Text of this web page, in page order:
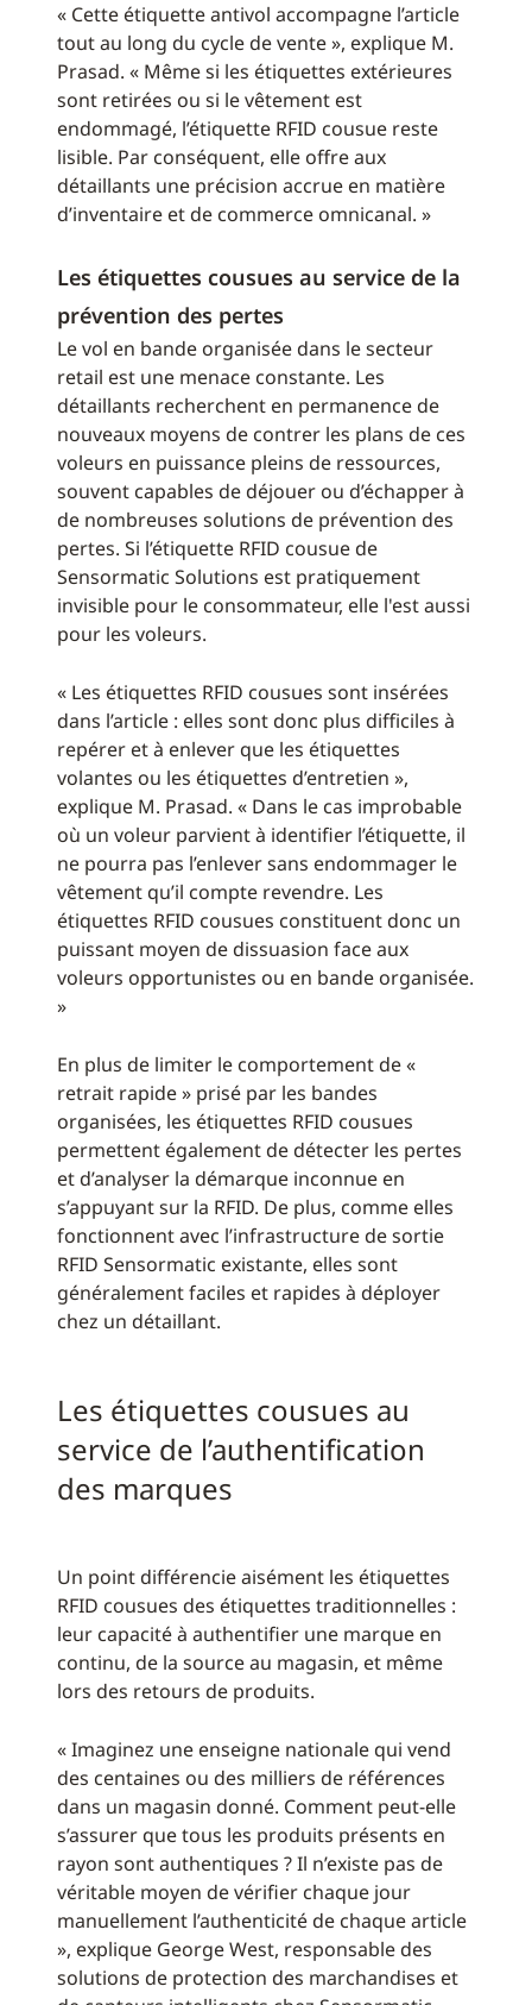
« Cette étiquette antivol accompagne l’article
tout au long du cycle de vente », explique M.
Prasad. « Même si les étiquettes extérieures
sont retirées ou si le vêtement est
endommagé, l’étiquette RFID cousue reste
lisible. Par conséquent, elle offre aux
détaillants une précision accrue en matière
d’inventaire et de commerce omnicanal. »
Les étiquettes cousues au service de la
prévention des pertes
Le vol en bande organisée dans le secteur
retail est une menace constante. Les
détaillants recherchent en permanence de
nouveaux moyens de contrer les plans de ces
voleurs en puissance pleins de ressources,
souvent capables de déjouer ou d’échapper à
de nombreuses solutions de prévention des
pertes. Si l’étiquette RFID cousue de
Sensormatic Solutions est pratiquement
invisible pour le consommateur, elle l'est aussi
pour les voleurs.
« Les étiquettes RFID cousues sont insérées
dans l’article : elles sont donc plus difficiles à
repérer et à enlever que les étiquettes
volantes ou les étiquettes d’entretien »,
explique M. Prasad. « Dans le cas improbable
où un voleur parvient à identifier l’étiquette, il
ne pourra pas l’enlever sans endommager le
vêtement qu’il compte revendre. Les
étiquettes RFID cousues constituent donc un
puissant moyen de dissuasion face aux
voleurs opportunistes ou en bande organisée.
»
En plus de limiter le comportement de «
retrait rapide » prisé par les bandes
organisées, les étiquettes RFID cousues
permettent également de détecter les pertes
et d’analyser la démarque inconnue en
s’appuyant sur la RFID. De plus, comme elles
fonctionnent avec l’infrastructure de sortie
RFID Sensormatic existante, elles sont
généralement faciles et rapides à déployer
chez un détaillant.
Les étiquettes cousues au
service de l’authentification
des marques
Un point différencie aisément les étiquettes
RFID cousues des étiquettes traditionnelles :
leur capacité à authentifier une marque en
continu, de la source au magasin, et même
lors des retours de produits.
« Imaginez une enseigne nationale qui vend
des centaines ou des milliers de références
dans un magasin donné. Comment peut-elle
s’assurer que tous les produits présents en
rayon sont authentiques ? Il n’existe pas de
véritable moyen de vérifier chaque jour
manuellement l’authenticité de chaque article
», explique George West, responsable des
solutions de protection des marchandises et